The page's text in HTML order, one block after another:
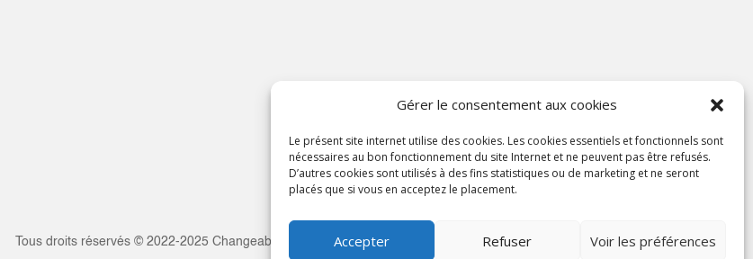
Gérer le consentement aux cookies
Le présent site internet utilise des cookies. Les cookies essentiels et fonctionnels sont
nécessaires au bon fonctionnement du site Internet et ne peuvent pas être refusés.
D’autres cookies sont utilisés à des fins statistiques ou de marketing et ne seront
placés que si vous en acceptez le placement.
Accepter Refuser Voir les préférences
Tous droits réservés © 2022-2025 Changeable